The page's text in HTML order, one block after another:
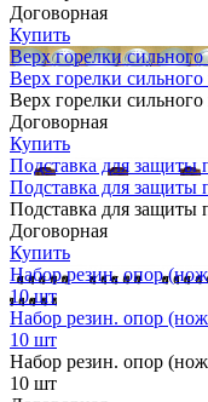
Договорная
Купить
Верх горелки
Верх горелки
Верх горелки
Договорная
Купить
Подставка для защиты
Подставка для защиты
Подставка для защиты
Договорная
Купить
Набор резин. опор
10 шт
Набор резин. опор
10 шт
Набор резин. опор
10 шт